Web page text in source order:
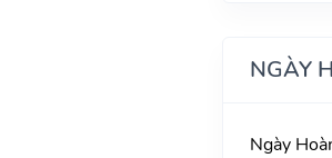
NGÀY
Ngày